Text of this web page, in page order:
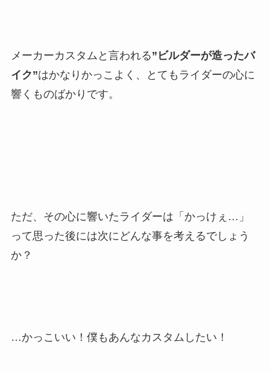
メーカーカスタムと言われる”ビルダーが造ったバ
イク”はかなりかっこよく、とてもライダーの心に
響くものばかりです。
ただ、その心に響いたライダーは「かっけぇ…」
って思った後には次にどんな事を考えるでしょう
か？
…かっこいい！僕もあんなカスタムしたい！